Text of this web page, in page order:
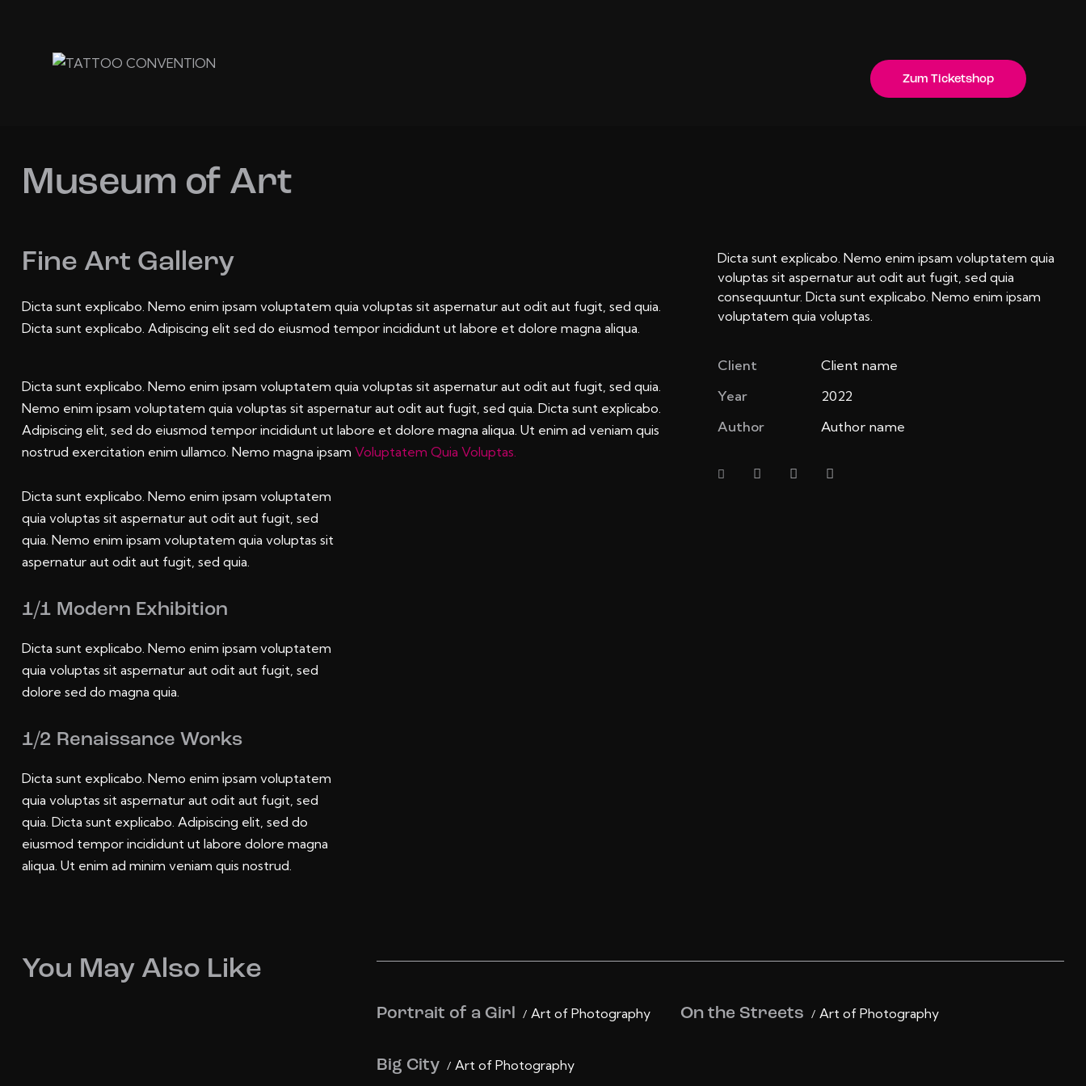
Zum Ticketshop
Museum of Art
Fine Art Gallery
Dicta sunt explicabo. Nemo enim ipsam voluptatem quia voluptas sit aspernatur aut odit aut fugit, sed quia.
Dicta sunt explicabo. Adipiscing elit sed do eiusmod tempor incididunt ut labore et dolore magna aliqua.
Dicta sunt explicabo. Nemo enim ipsam voluptatem quia voluptas sit aspernatur aut odit aut fugit, sed quia.
Nemo enim ipsam voluptatem quia voluptas sit aspernatur aut odit aut fugit, sed quia. Dicta sunt explicabo.
Adipiscing elit, sed do eiusmod tempor incididunt ut labore et dolore magna aliqua. Ut enim ad veniam quis
nostrud exercitation enim ullamco. Nemo magna ipsam Voluptatem Quia Voluptas.
Dicta sunt explicabo. Nemo enim ipsam voluptatem
quia voluptas sit aspernatur aut odit aut fugit, sed
quia. Nemo enim ipsam voluptatem quia voluptas sit
aspernatur aut odit aut fugit, sed quia.
1/1 Modern Exhibition
Dicta sunt explicabo. Nemo enim ipsam voluptatem
quia voluptas sit aspernatur aut odit aut fugit, sed
dolore sed do magna quia.
1/2 Renaissance Works
Dicta sunt explicabo. Nemo enim ipsam voluptatem
quia voluptas sit aspernatur aut odit aut fugit, sed
quia. Dicta sunt explicabo. Adipiscing elit, sed do
eiusmod tempor incididunt ut labore dolore magna
aliqua. Ut enim ad minim veniam quis nostrud.
Dicta sunt explicabo. Nemo enim ipsam voluptatem quia
voluptas sit aspernatur aut odit aut fugit, sed quia
consequuntur. Dicta sunt explicabo. Nemo enim ipsam
voluptatem quia voluptas.
Client
Client name
Year
2022
Author
Author name
You May Also Like
Art of Photography
Portrait of a Girl Art of Photography
On the Streets
Art of Photography
Big City